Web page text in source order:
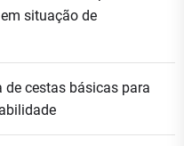
situação de
de cestas básicas para